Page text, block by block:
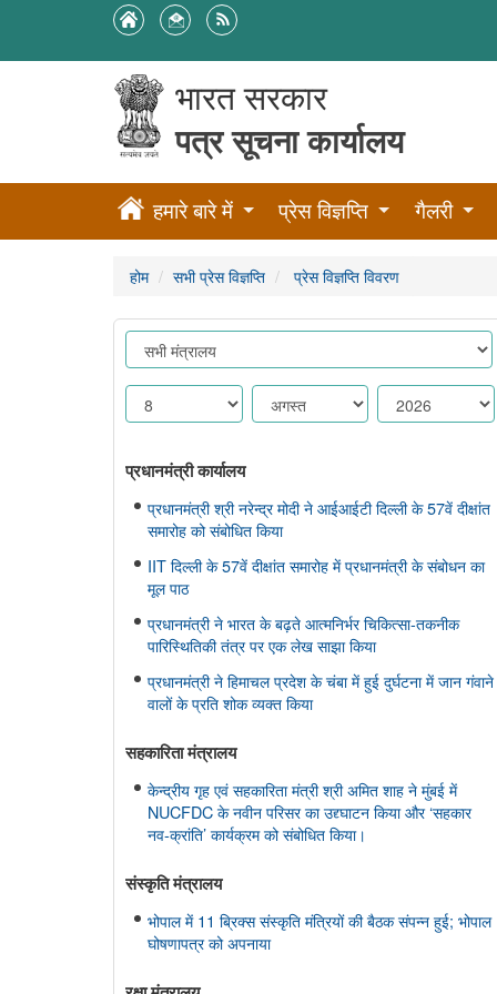
भारत सरकार
पत्र सूचना कार्यालय
हमारे बारे में प्रेस विज्ञप्ति गैलरी
होम सभी प्रेस विज्ञप्ति प्रेस विज्ञप्ति विवरण
प्रधानमंत्री कार्यालय
प्रधानमंत्री श्री नरेन्द्र मोदी ने आईआईटी दिल्ली के 57वें दीक्षांत
समारोह को संबोधित किया
IIT दिल्ली के 57वें दीक्षांत समारोह में प्रधानमंत्री के संबोधन का
मूल पाठ
प्रधानमंत्री ने भारत के बढ़ते आत्मनिर्भर चिकित्सा-तकनीक
पारिस्थितिकी तंत्र पर एक लेख साझा किया
प्रधानमंत्री ने हिमाचल प्रदेश के चंबा में हुई दुर्घटना में जान गंवाने
वालों के प्रति शोक व्यक्त किया
सहकारिता मंत्रालय
केन्द्रीय गृह एवं सहकारिता मंत्री श्री अमित शाह ने मुंबई में
NUCFDC के नवीन परिसर का उद्द्घाटन किया और ‘सहकार
नव-क्रांति’ कार्यक्रम को संबोधित किया।
संस्‍कृति मंत्रालय
भोपाल में 11 ब्रिक्स संस्कृति मंत्रियों की बैठक संपन्न हुई; भोपाल
घोषणापत्र को अपनाया